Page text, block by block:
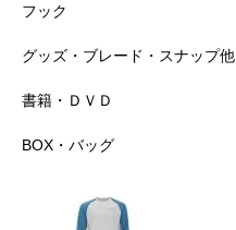
フック
グッズ・ブレード・スナップ他
書籍・ＤＶＤ
BOX・バッグ